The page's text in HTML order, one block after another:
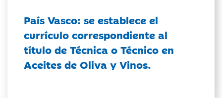
País Vasco: se establece el
currículo correspondiente al
título de Técnica o Técnico en
Aceites de Oliva y Vinos.